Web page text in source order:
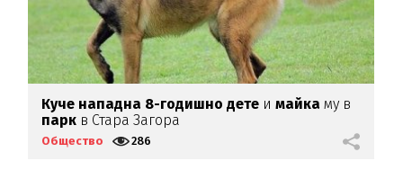
Куче нападна 8-годишно дете имайкаму в
парк в Стара Загора
Общество 286